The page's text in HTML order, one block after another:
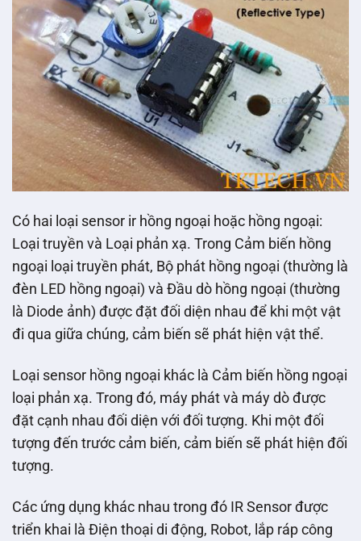
Có hai loại sensor ir hồng ngoại hoặc hồng ngoại:
Loại truyền và Loại phản xạ. Trong Cảm biến hồng
ngoại loại truyền phát, Bộ phát hồng ngoại (thường là
đèn LED hồng ngoại) và Đầu dò hồng ngoại (thường
là Diode ảnh) được đặt đối diện nhau để khi một vật
đi qua giữa chúng, cảm biến sẽ phát hiện vật thể.
Loại sensor hồng ngoại khác là Cảm biến hồng ngoại
loại phản xạ. Trong đó, máy phát và máy dò được
đặt cạnh nhau đối diện với đối tượng. Khi một đối
tượng đến trước cảm biến, cảm biến sẽ phát hiện đối
tượng.
Các ứng dụng khác nhau trong đó IR Sensor được
triển khai là Điện thoại di động, Robot, lắp ráp công